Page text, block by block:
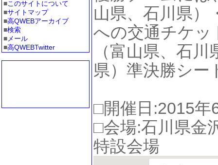
■このサイトについて
■サイトマップ
■高QWEBアーカイブ
■検索
■ メール
■高QWEBTwitter
山県、石川県）
への交通チケッ
（富山県、石川
県）準決勝シー
□開催日:2015年
□会場:石川県金
特設会場